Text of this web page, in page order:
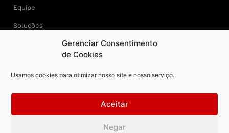
Gerenciar Consentimento
de Cookies
Usamos cookies para otimizar nosso site e nosso serviço.
Aceitar
Negar
Equipe
Soluções
Central Press – todos os direitos reservados. Developer: